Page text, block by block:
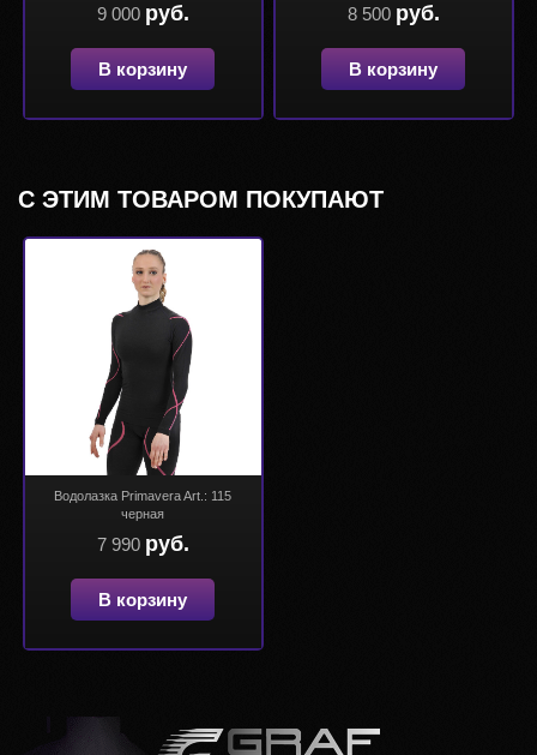
9 000 руб.
В корзину
8 500 руб.
В корзину
С ЭТИМ ТОВАРОМ ПОКУПАЮТ
Водолазка Primavera Art.: 115
черная
7 990 руб.
В корзину